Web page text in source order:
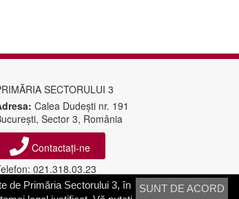
SECTORULUI 3
Calea Dudeşti nr. 191
Sector 3, România
Contactați-ne
021.318.03.23
021.318.03.04
SUNT DE ACORD
de Primăria Sectorului 3, în